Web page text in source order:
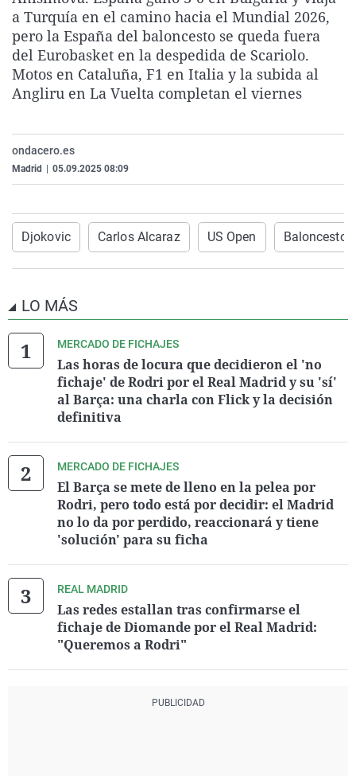
La rosa de los vientos
Gente viajera
Como el perro y el
Caso
Retornados
Equipo de
Operación Viuda
Extremadura
Galicia
La Rioja
Navarra
Virales
Televisión
Elecciones
a Turquía en el camino hacia el Mundial 2026,
pero la España del baloncesto se queda fuera
del Eurobasket en la despedida de Scariolo.
Motos en Cataluña, F1 en Italia y la subida al
Angliru en La Vuelta completan el viernes
ondacero.es
Madrid 05.09.2025 08:09
Djokovic Carlos Alcaraz US Open Baloncesto
LO MÁS
MERCADO DE FICHAJES
Las horas de locura que decidieron el 'no
fichaje' de Rodri por el Real Madrid y su 'sí'
al Barça: una charla con Flick y la decisión
definitiva
MERCADO DE FICHAJES
El Barça se mete de lleno en la pelea por
Rodri, pero todo está por decidir: el Madrid
no lo da por perdido, reaccionará y tiene
'solución' para su ficha
REAL MADRID
Las redes estallan tras confirmarse el
fichaje de Diomande por el Real Madrid:
"Queremos a Rodri"